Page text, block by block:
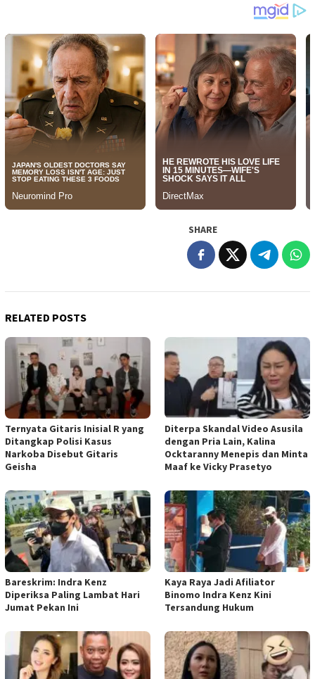
SHARE
RELATED POSTS
Ternyata Gitaris Inisial R yang
Ditangkap Polisi Kasus
Narkoba Disebut Gitaris
Geisha
Diterpa Skandal Video Asusila
dengan Pria Lain, Kalina
Ocktaranny Menepis dan Minta
Maaf ke Vicky Prasetyo
Bareskrim: Indra Kenz
Diperiksa Paling Lambat Hari
Jumat Pekan Ini
Kaya Raya Jadi Afiliator
Binomo Indra Kenz Kini
Tersandung Hukum